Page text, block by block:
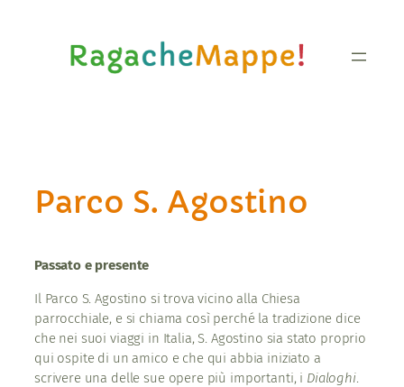
Parco S. Agostino
Passato e presente
Il Parco S. Agostino si trova vicino alla Chiesa
parrocchiale, e si chiama così perché la tradizione dice
che nei suoi viaggi in Italia, S. Agostino sia stato proprio
qui ospite di un amico e che qui abbia iniziato a
scrivere una delle sue opere più importanti, i Dialoghi.